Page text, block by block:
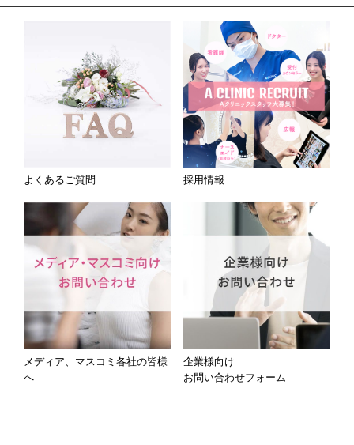
よくあるご質問 採用情報
メディア、マスコミ各社の皆様
へ
企業様向け
お問い合わせフォーム